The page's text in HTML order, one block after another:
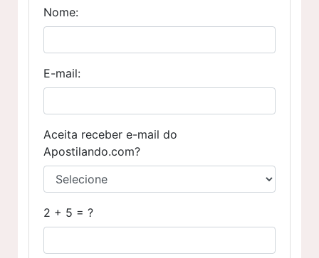
Nome:
E-mail:
Aceita receber e-mail do
Apostilando.com?
2 + 5 = ?